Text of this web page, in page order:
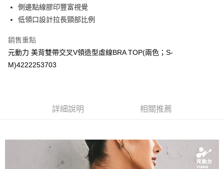
台灣樂天信用卡公司
全盈+PAY
大哥付你分期
【大哥付你分期使用說明】
1.本服務由台灣大哥大提供，台灣大哥大用戶可立即使用無須另外申請。
2.付款方式選擇「大哥付你分期」，訂單成立後會自動跳轉到大哥付的交易
消。如遇「轉專審核」未通過狀況，表示未達大哥付你分期系統評分，恕無
2.透過簡訊連結打開帳單後，可選擇「超商條碼／台灣大直營門市／銀行轉
帳／街口支付／iPASS MONEY」等通路繳費。
AFTEE先享後付
相關說明
２．便利：只要手機號碼，簡訊認證，即可結帳。
【「AFTEE先享後付」結帳流程】
１．於結帳方式選擇「AFTEE先享後付」後，將跳轉至「AFTEE先享後付」
結帳頁面，進行簡訊認證並確認金額後，即可完成結帳。
２．訂單成立數日內，您將收到繳費通知簡訊。
每筆NT$120，滿NT$2,500(含以上)免運費
側邊點線膠印豐富視覺
低領口設計拉長頸部比例
銷售重點
元動力 美背雙帶交叉V領造型虛線BRA TOP(兩色；S-
M)4222253703
詳細說明 相關推薦